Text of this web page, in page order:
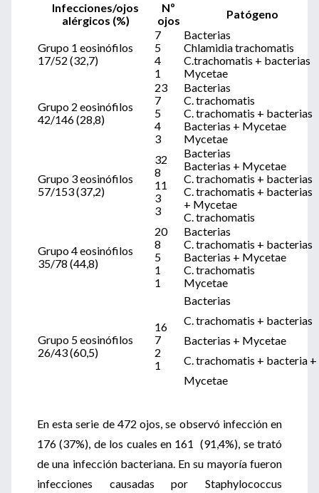
Infecciones/ojos
alérgicos (%)
Nº
ojos
Patógeno
Grupo 1 eosinófilos
17/52 (32,7)
7
5
4
1
Bacterias
Chlamidia trachomatis
C.trachomatis + bacterias
Mycetae
Grupo 2 eosinófilos
42/146 (28,8)
23
7
5
4
3
Bacterias
C. trachomatis
C. trachomatis + bacterias
Bacterias + Mycetae
Mycetae
Grupo 3 eosinófilos
57/153 (37,2)
32
8
11
3
3
Bacterias
Bacterias + Mycetae
C. trachomatis + bacterias
C. trachomatis + bacterias
+ Mycetae
C. trachomatis
Grupo 4 eosinófilos
35/78 (44,8)
20
8
5
1
1
Bacterias
C. trachomatis + bacterias
Bacterias + Mycetae
C. trachomatis
Mycetae
Grupo 5 eosinófilos
26/43 (60,5)
16
7
2
1
Bacterias
C. trachomatis + bacterias
Bacterias + Mycetae
C. trachomatis + bacteria +
Mycetae
En esta serie de 472 ojos, se observó infección en
176 (37%), de los cuales en 161 (91,4%), se trató
de una infección bacteriana. En su mayoría fueron
infecciones causadas por Staphylococcus